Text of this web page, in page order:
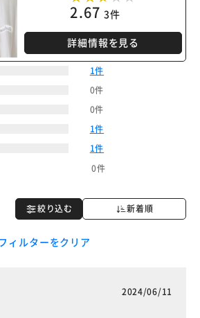
2.67 3件
詳細情報を見る
1件
0件
0件
1件
1件
0件
絞り込む 新着順
フィルターをクリア
2024/06/11